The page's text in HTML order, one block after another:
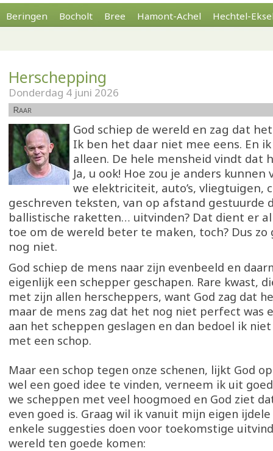
Beringen Bocholt Bree Hamont-Achel Hechtel-
Herschepping
Donderdag 4 juni 2026
Raar
God schiep de wereld en zag dat
Ik ben het daar niet mee eens. En
alleen. De hele mensheid vindt dat
Ja, u ook! Hoe zou je anders
we elektriciteit, auto’s, vliegtuigen,
geschreven teksten, van op afstand gestuurde
ballistische raketten… uitvinden? Dat dient er
toe om de wereld beter te maken, toch? Dus zo
nog niet.
God schiep de mens naar zijn evenbeeld en
eigenlijk een schepper geschapen. Rare kwast,
met zijn allen herscheppers, want God zag dat
maar de mens zag dat het nog niet perfect was
aan het scheppen geslagen en dan bedoel ik
met een schop.
Maar een schop tegen onze schenen, lijkt God
wel een goed idee te vinden, verneem ik uit
we scheppen met veel hoogmoed en God ziet
even goed is. Graag wil ik vanuit mijn eigen
enkele suggesties doen voor toekomstige
wereld ten goede komen: